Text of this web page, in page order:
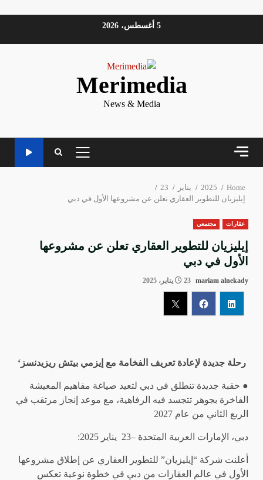
5 أغسطس، 2026
Merimedia
News & Media
PRIMARY
Home
2025 يناير
23
إيليزيان للتطوير العقاري تعلن عن مشروعها الأول في دبي
عقارات مجتمعي
إيليزيان للتطوير العقاري تعلن عن مشروعها
الأول في دبي
mariam alnekady 23 يناير، 2025
رحلة جديدة لإعادة تعريف الفخامة مع إيزمي بيتش ريزيدنسز‘
● حقبة جديدة تنطلق في دبي لتعيد صياغة مفاهيم المعيشة
الفاخرة بجوهر تتجسد فيه الرفاهية، مع موعد إنجاز مرتقب في
الربع الثاني من عام 2027
دبي، الإمارات العربية المتحدة –23 يناير 2025:
أعلنت شركة “إيليزيان” للتطوير العقاري عن إطلاق مشروعها
الأول في عالم العقارات من دبي في خطوة نوعية تعكس